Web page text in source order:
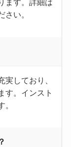
ます。​詳細は
い。​
しており、
す。​インスト